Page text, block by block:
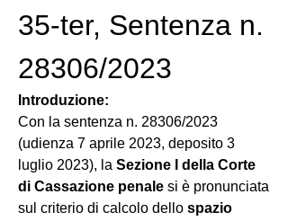
35-ter, Sentenza n.
28306/2023
Introduzione:
Con la sentenza n. 28306/2023
(udienza 7 aprile 2023, deposito 3
luglio 2023), la Sezione I della Corte
di Cassazione penale si è pronunciata
sul criterio di calcolo dello spazio